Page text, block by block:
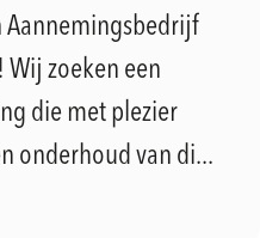
Aannemingsbedrijf
zoeken een
die met plezier
onderhoud van di...